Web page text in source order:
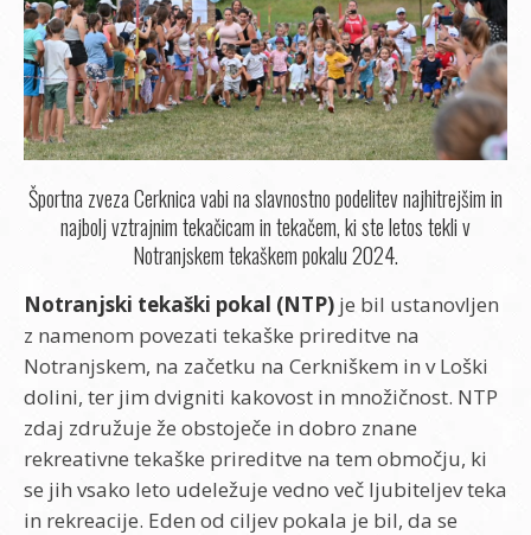
Športna zveza Cerknica vabi na slavnostno podelitev najhitrejšim in
najbolj vztrajnim tekačicam in tekačem, ki ste letos tekli v
Notranjskem tekaškem pokalu 2024.
Notranjski tekaški pokal (NTP) je bil ustanovljen
z namenom povezati tekaške prireditve na
Notranjskem, na začetku na Cerkniškem in v Loški
dolini, ter jim dvigniti kakovost in množičnost. NTP
zdaj združuje že obstoječe in dobro znane
rekreativne tekaške prireditve na tem območju, ki
se jih vsako leto udeležuje vedno več ljubiteljev teka
in rekreacije. Eden od ciljev pokala je bil, da se